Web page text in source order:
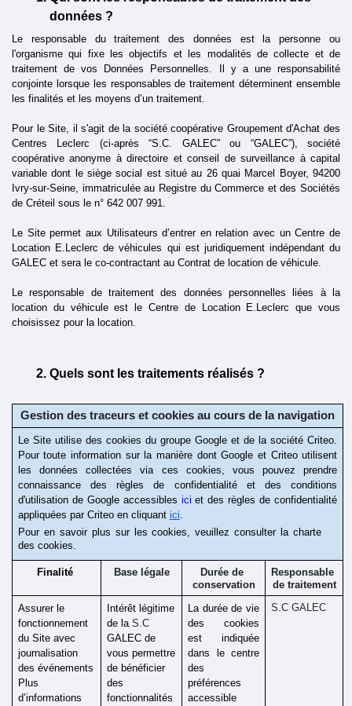
données ?
Le responsable du traitement des données est la personne ou
l'organisme qui fixe les objectifs et les modalités de collecte et de
traitement de vos Données Personnelles. Il y a une responsabilité
conjointe lorsque les responsables de traitement déterminent ensemble
les finalités et les moyens d’un traitement.
Pour le Site, il s'agit de la société coopérative Groupement d'Achat des
Centres Leclerc (ci-après “S.C. GALEC” ou “GALEC”), société
coopérative anonyme à directoire et conseil de surveillance à capital
variable dont le siège social est situé au 26 quai Marcel Boyer, 94200
Ivry-sur-Seine, immatriculée au Registre du Commerce et des Sociétés
de Créteil sous le n° 642 007 991.
Le Site permet aux Utilisateurs d’entrer en relation avec un Centre de
Location E.Leclerc de véhicules qui est juridiquement indépendant du
GALEC et sera le co-contractant au Contrat de location de véhicule.
Le responsable de traitement des données personnelles liées à la
location du véhicule est le Centre de Location E.Leclerc que vous
choisissez pour la location.
Quels sont les traitements réalisés ?
Gestion des traceurs et cookies au cours de la navigation
Le Site utilise des cookies du groupe Google et de la société Criteo.
Pour toute information sur la manière dont Google et Criteo utilisent
les données collectées via ces cookies, vous pouvez prendre
connaissance des règles de confidentialité et des conditions
d'utilisation de Google accessibles ici et des règles de confidentialité
appliquées par Criteo en cliquant ici.
Pour en savoir plus sur les cookies, veuillez consulter la charte
des cookies.
Finalité Base légale
Durée de
conservation
Responsable
de traitement
Assurer le
fonctionnement
du Site avec
journalisation
des événements
Plus
d’informations
Intérêt légitime
de la S.C
GALEC de
vous permettre
de bénéficier
des
fonctionnalités
La durée de vie
des cookies
est indiquée
dans le centre
des
préférences
accessible
S.C GALEC